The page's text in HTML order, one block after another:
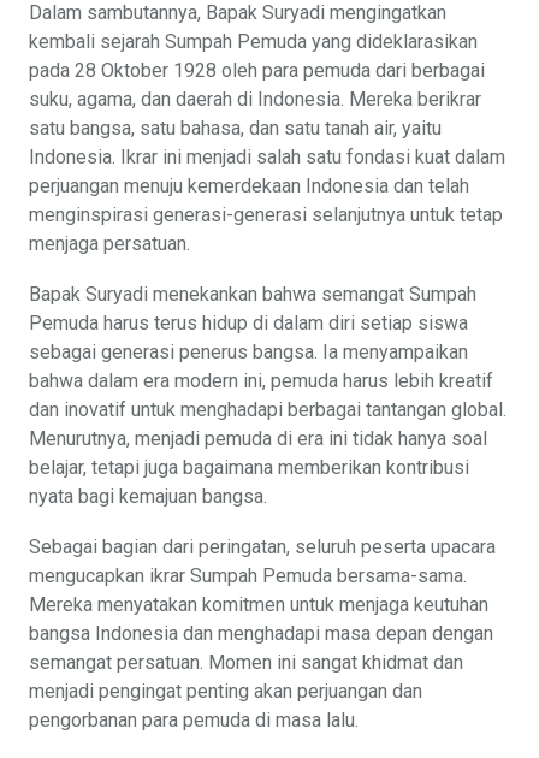
Dalam sambutannya, Bapak Suryadi mengingatkan
kembali sejarah Sumpah Pemuda yang dideklarasikan
pada 28 Oktober 1928 oleh para pemuda dari berbagai
suku, agama, dan daerah di Indonesia. Mereka berikrar
satu bangsa, satu bahasa, dan satu tanah air, yaitu
Indonesia. Ikrar ini menjadi salah satu fondasi kuat dalam
perjuangan menuju kemerdekaan Indonesia dan telah
menginspirasi generasi-generasi selanjutnya untuk tetap
menjaga persatuan.
Bapak Suryadi menekankan bahwa semangat Sumpah
Pemuda harus terus hidup di dalam diri setiap siswa
sebagai generasi penerus bangsa. Ia menyampaikan
bahwa dalam era modern ini, pemuda harus lebih kreatif
dan inovatif untuk menghadapi berbagai tantangan global.
Menurutnya, menjadi pemuda di era ini tidak hanya soal
belajar, tetapi juga bagaimana memberikan kontribusi
nyata bagi kemajuan bangsa.
Sebagai bagian dari peringatan, seluruh peserta upacara
mengucapkan ikrar Sumpah Pemuda bersama-sama.
Mereka menyatakan komitmen untuk menjaga keutuhan
bangsa Indonesia dan menghadapi masa depan dengan
semangat persatuan. Momen ini sangat khidmat dan
menjadi pengingat penting akan perjuangan dan
pengorbanan para pemuda di masa lalu.